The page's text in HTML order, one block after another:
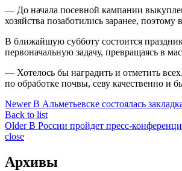
— До начала посевной кампании
хозяйства позаботились заранее,
В ближайшую субботу состоится
первоначальную задачу, превращаясь в
— Хотелось бы наградить и отметить
по обработке почвы, севу качественно и
Newer В Альметьевске состоялась
Back to list
Older В России пройдет пресс-
close
Архивы